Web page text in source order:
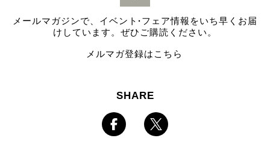
メールマガジンで、イベント ·フェア情報をいち早くお届
けしています。ぜひご購読ください。
メルマガ登録はこちら
SHARE